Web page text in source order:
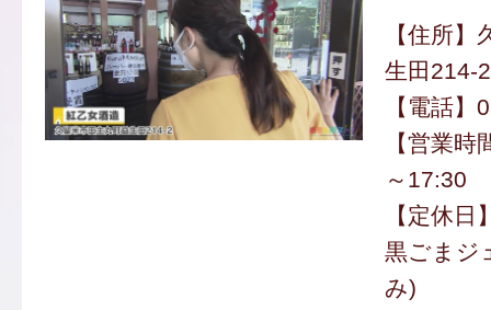
【住所
生田214-2
【電話
【営業
～17:30
【定休日
黒ごまジ
み)